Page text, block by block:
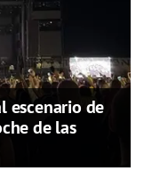
escenario de
de las